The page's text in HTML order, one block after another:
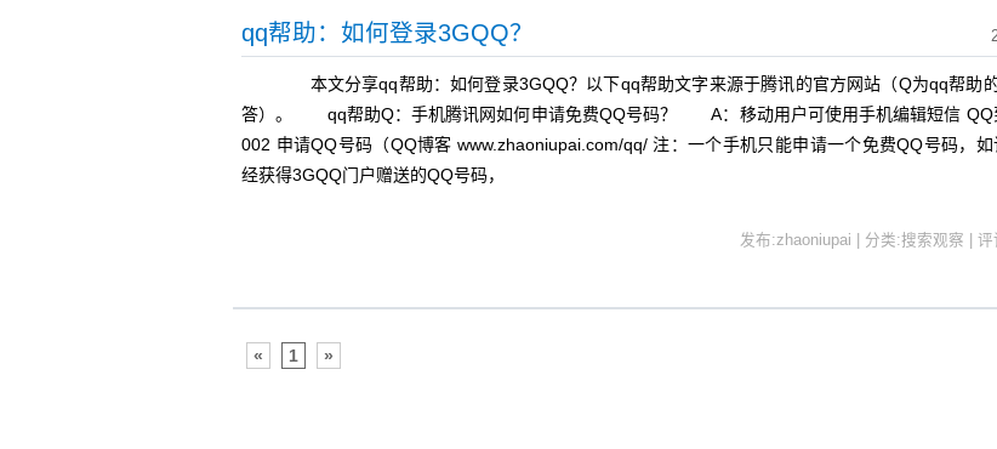
qq帮助：如何登录3GQQ？
本文分享qq帮助：如何登录3GQQ？以下qq帮助文字来源于腾讯的官方网站（Q为qq帮助
答）。 qq帮助Q：手机腾讯网如何申请免费QQ号码？ A：移动用户可使用手机编辑短信 QQ
002 申请QQ号码（QQ博客 www.zhaoniupai.com/qq/ 注：一个手机只能申请一个免费QQ号码，
经获得3GQQ门户赠送的QQ号码，
发布:zhaoniupai | 分类:搜索观察 |
« 1 »